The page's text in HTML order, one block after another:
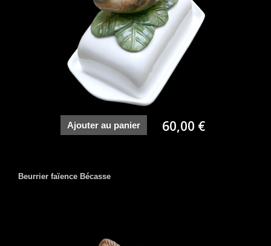
Ajouter au panier 60,00 €
Beurrier faïence Bécasse